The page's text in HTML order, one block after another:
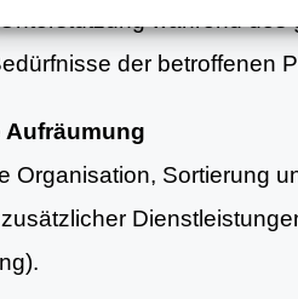
während
der betroffenen
Organisation, Sortierung